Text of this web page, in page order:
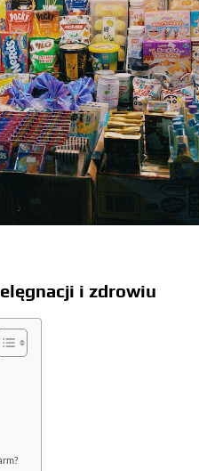
i zdrowiu